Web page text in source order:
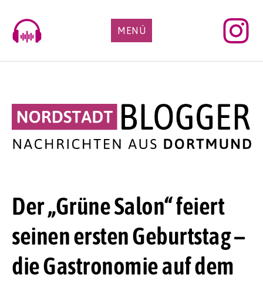
content
MENÜ
Der „Grüne Salon“ feiert
seinen ersten Geburtstag –
die Gastronomie auf dem